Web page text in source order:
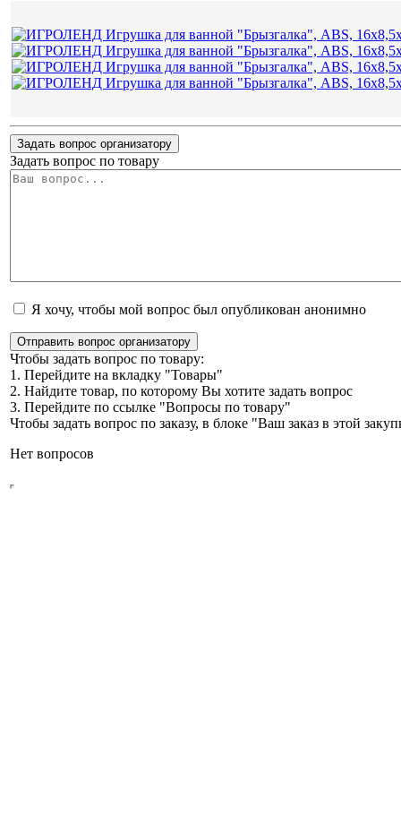
Задать вопрос организатору
Задать вопрос по товару
Я хочу, чтобы мой вопрос был опубликован анонимно
Отправить вопрос организатору
Чтобы задать вопрос по товару:
1. Перейдите на вкладку "Товары"
2. Найдите товар, по которому Вы хотите задать вопрос
3. Перейдите по ссылке "Вопросы по товару"
Чтобы задать вопрос по заказу, в блоке "Ваш заказ в этой
Нет вопросов